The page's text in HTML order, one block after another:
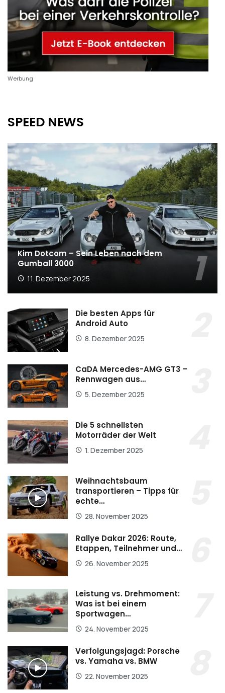
Werbung
SPEED NEWS
Kim Dotcom – Sein Leben nach dem
Gumball 3000
11. Dezember 2025
Die besten Apps für
Android Auto
8. Dezember 2025
CaDA Mercedes-AMG GT3 –
Rennwagen aus…
5. Dezember 2025
Die 5 schnellsten
Motorräder der Welt
1. Dezember 2025
Weihnachtsbaum
transportieren – Tipps für
echte…
28. November 2025
Rallye Dakar 2026: Route,
Etappen, Teilnehmer und…
26. November 2025
Leistung vs. Drehmoment:
Was ist bei einem
Sportwagen…
24. November 2025
Verfolgungsjagd: Porsche
vs. Yamaha vs. BMW
22. November 2025